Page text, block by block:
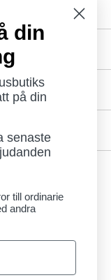
din
på din
senaste
till ordinarie
andra